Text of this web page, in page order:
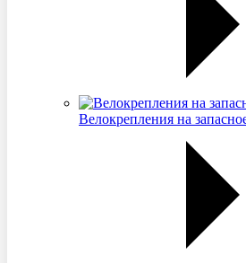
Велокрепления на